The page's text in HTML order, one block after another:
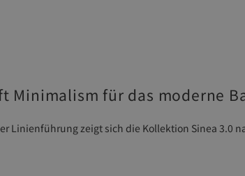
Minimalism für das moderne
Linienführung zeigt sich die Kollektion Sinea 3.0